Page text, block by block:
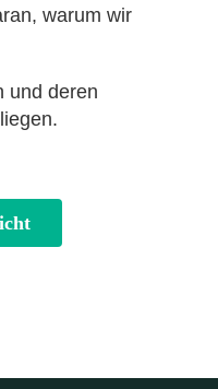
warum wir
und deren